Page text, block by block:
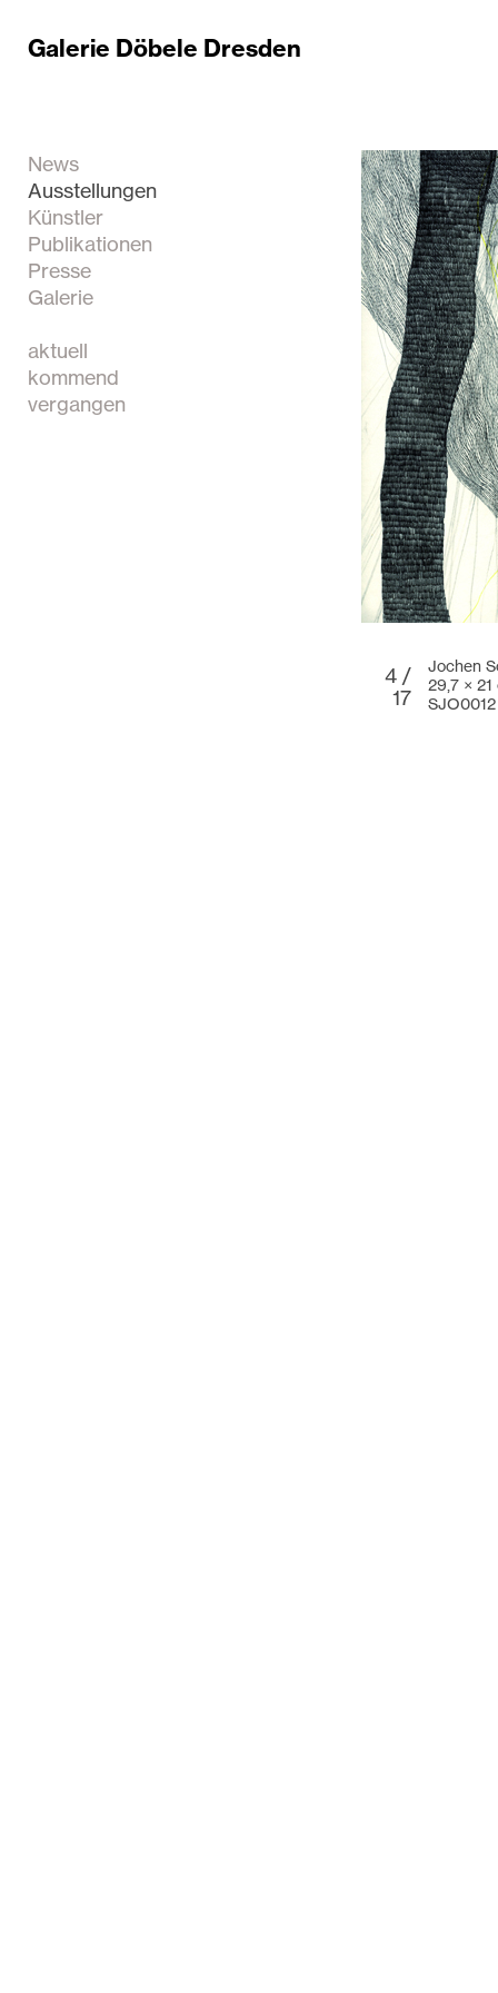
Galerie Döbele Dresden
News
Ausstellungen
Künstler
Publikationen
Presse
Galerie
aktuell
kommend
vergangen
4 /
17
Jochen
29,7 × 21
SJO0012